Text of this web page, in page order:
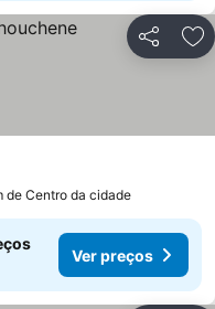
Partilhar
de Centro da cidade
Ver preços